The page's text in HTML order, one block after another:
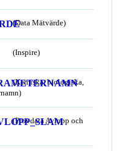
(Data Mätvärde)
(Inspire)
(Kemiska, biologiska,
(Provdata Avlopp och